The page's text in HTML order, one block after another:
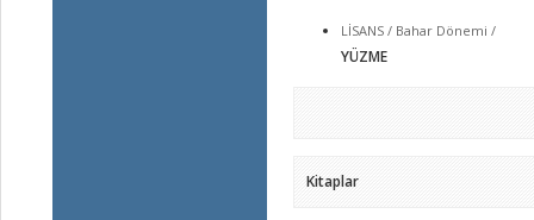
LİSANS / Bahar Dönemi /
YÜZME
Kitaplar